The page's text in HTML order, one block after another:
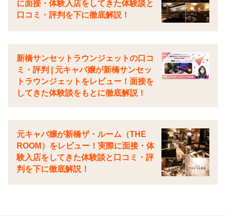
に面接・体験入店をしてきた体験談と
口コミ・評判を下に徹底解説！
新橋サンセットラウンジェットの口コ
ミ・評判 | 元キャバ嬢が新橋サンセッ
トラウンジェットをレビュー！面接を
してきた体験談をもとに徹底解説！
元キャバ嬢が新橋ザ・ルーム（THE
ROOM）をレビュー！実際に面接・体
験入店をしてきた体験談と口コミ・評
判を下に徹底解説！